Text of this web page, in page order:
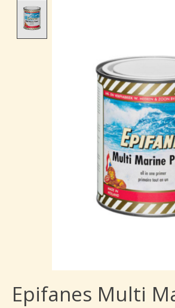
Epifanes Multi